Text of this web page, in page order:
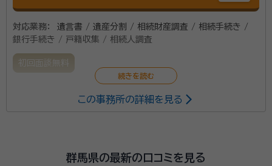
対応業務：
遺言書 / 遺産分割 / 相続財産調査 / 相続手続き /
銀行手続き / 戸籍収集 / 相続人調査
初回面談無料
この事務所の詳細を見る
群馬県の最新の口コミを見る